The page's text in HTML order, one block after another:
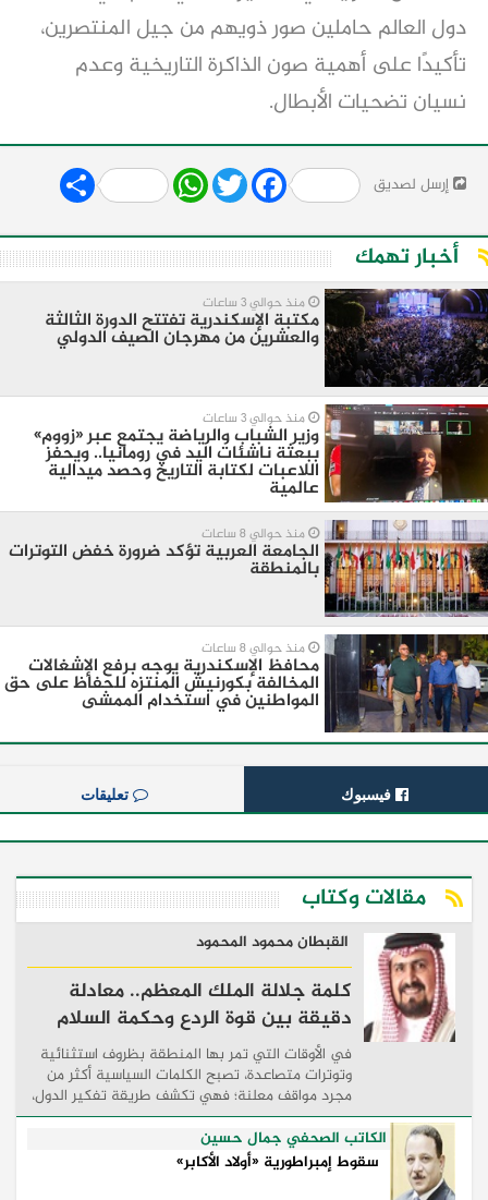
دول العالم حاملين صور ذويهم من جيل المنتصرين،
تأكيدًا على أهمية صون الذاكرة التاريخية وعدم
نسيان تضحيات الأبطال.
إرسل لصديق Share WhatsApp
Twitter Facebook
أخبار تهمك
منذ حوالي 3 ساعات
مكتبة الإسكندرية تفتتح الدورة الثالثة
والعشرين من مهرجان الصيف الدولي
منذ حوالي 3 ساعات
وزير الشباب والرياضة يجتمع عبر «زووم»
ببعثة ناشئات اليد في رومانيا.. ويحفز
اللاعبات لكتابة التاريخ وحصد ميدالية
عالمية
منذ حوالي 8 ساعات
الجامعة العربية تؤكد ضرورة خفض التوترات
بالمنطقة ‏
منذ حوالي 8 ساعات
محافظ الإسكندرية يوجه برفع الإشغالات
المخالفة بكورنيش المنتزه للحفاظ على حق
المواطنين في استخدام الممشى
فيسبوك تعليقات
مقالات وكتاب
القبطان محمود المحمود
كلمة جلالة الملك المعظم.. معادلة
دقيقة بين قوة الردع وحكمة السلام
في الأوقات التي تمر بها المنطقة بظروف استثنائية
وتوترات متصاعدة، تصبح الكلمات السياسية أكثر من
مجرد مواقف معلنة؛ فهي تكشف طريقة تفكير الدول،
وكيفية إدارتها للأزمات، والحدود التي تفصل بين القوة
...
الكاتب الصحفي جمال حسين
سقوط إمبراطورية «أولاد الأكابر»